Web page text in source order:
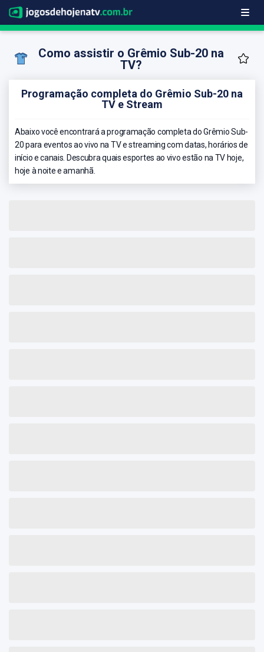
Como assistir o Grêmio Sub-20 na
TV?
Programação completa do Grêmio Sub-20 na
TV e Stream
Abaixo você encontrará a programação completa do Grêmio Sub-
20 para eventos ao vivo na TV e streaming com datas, horários de
início e canais. Descubra quais esportes ao vivo estão na TV hoje,
hoje à noite e amanhã.